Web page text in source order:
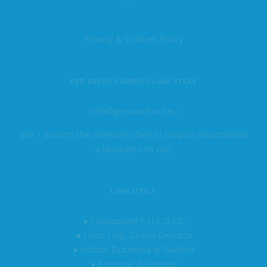
Privacy & Cookies Policy
PER INVIO CURRICULUM VITAE
info@genoaschool.eu
(per i docenti che volessero dare la propria disponibilità
a lavorare con noi)
LINK UTILI:
● Fondazione F.U.L.G.I.S.
●
Liceo Ling. Grazia Deledda
● Istituto Duchessa di Galliera
● Comune di Genova